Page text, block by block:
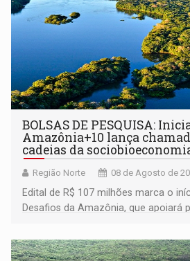
BOLSAS DE PESQUISA:
Amazônia+10 lança
cadeias da
Região Norte 08 de Agosto de
Edital de R$ 107 milhões marca o
Desafios da Amazônia, que apoiará
submissão de pré-propostas poderá
setembro